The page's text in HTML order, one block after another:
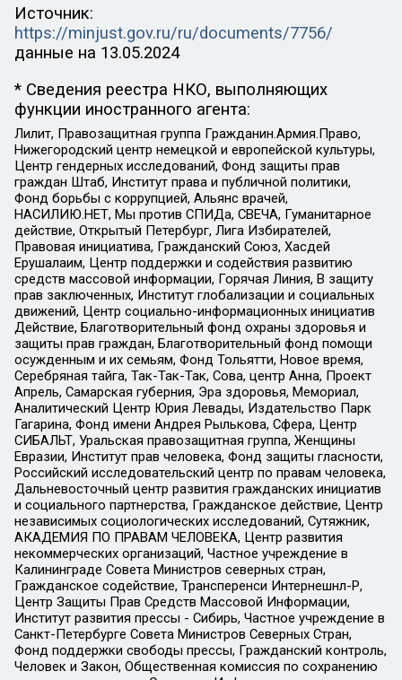
Источник:
https://minjust.gov.ru/ru/documents/7756/
данные на 13.05.2024
* Сведения реестра НКО, выполняющих
функции иностранного агента:
Лилит, Правозащитная группа Гражданин.Армия.Право,
Нижегородский центр немецкой и европейской культуры,
Центр гендерных исследований, Фонд защиты прав
граждан Штаб, Институт права и публичной политики,
Фонд борьбы с коррупцией, Альянс врачей,
НАСИЛИЮ.НЕТ, Мы против СПИДа, СВЕЧА, Гуманитарное
действие, Открытый Петербург, Лига Избирателей,
Правовая инициатива, Гражданский Союз, Хасдей
Ерушалаим, Центр поддержки и содействия развитию
средств массовой информации, Горячая Линия, В защиту
прав заключенных, Институт глобализации и социальных
движений, Центр социально-информационных инициатив
Действие, Благотворительный фонд охраны здоровья и
защиты прав граждан, Благотворительный фонд помощи
осужденным и их семьям, Фонд Тольятти, Новое время,
Серебряная тайга, Так-Так-Так, Сова, центр Анна, Проект
Апрель, Самарская губерния, Эра здоровья, Мемориал,
Аналитический Центр Юрия Левады, Издательство Парк
Гагарина, Фонд имени Андрея Рылькова, Сфера, Центр
СИБАЛЬТ, Уральская правозащитная группа, Женщины
Евразии, Институт прав человека, Фонд защиты гласности,
Российский исследовательский центр по правам человека,
Дальневосточный центр развития гражданских инициатив
и социального партнерства, Гражданское действие, Центр
независимых социологических исследований, Сутяжник,
АКАДЕМИЯ ПО ПРАВАМ ЧЕЛОВЕКА, Центр развития
некоммерческих организаций, Частное учреждение в
Калининграде Совета Министров северных стран,
Гражданское содействие, Трансперенси Интернешнл-Р,
Центр Защиты Прав Средств Массовой Информации,
Институт развития прессы - Сибирь, Частное учреждение в
Санкт-Петербурге Совета Министров Северных Стран,
Фонд поддержки свободы прессы, Гражданский контроль,
Человек и Закон, Общественная комиссия по сохранению